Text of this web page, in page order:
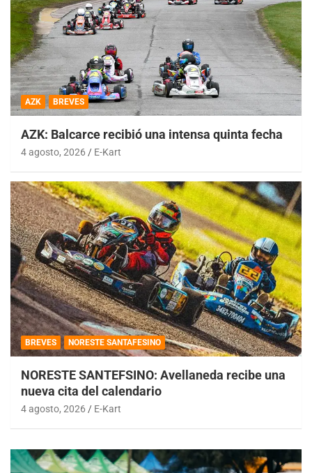
AZK BREVES
AZK: Balcarce recibió una intensa quinta fecha
4 agosto, 2026 E-Kart
BREVES NORESTE SANTAFESINO
NORESTE SANTEFSINO: Avellaneda recibe una
nueva cita del calendario
4 agosto, 2026 E-Kart